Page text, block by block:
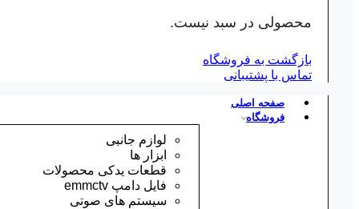
محصولی در سبد نیست.
بازگشت به فروشگاه
تماس با پشتیبانی
صفحه اصلی
فروشگاه
لوازم جانبی
ابزار ها
قطعات یدکی محصولات
فایل دامپ emmctv
سیستم های صوتی